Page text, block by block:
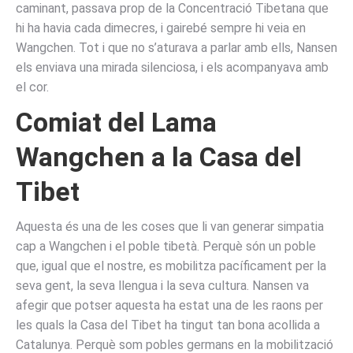
caminant, passava prop de la Concentració Tibetana que
hi ha havia cada dimecres, i gairebé sempre hi veia en
Wangchen. Tot i que no s’aturava a parlar amb ells, Nansen
els enviava una mirada silenciosa, i els acompanyava amb
el cor.
Comiat del Lama
Wangchen a la Casa del
Tibet
Aquesta és una de les coses que li van generar simpatia
cap a Wangchen i el poble tibetà. Perquè són un poble
que, igual que el nostre, es mobilitza pacíficament per la
seva gent, la seva llengua i la seva cultura. Nansen va
afegir que potser aquesta ha estat una de les raons per
les quals la Casa del Tibet ha tingut tan bona acollida a
Catalunya. Perquè som pobles germans en la mobilització